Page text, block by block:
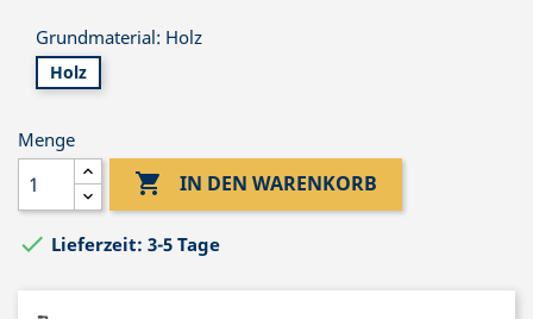
Grundmaterial: Holz
Holz
Menge
 IN DEN WARENKORB
 Lieferzeit: 3-5 Tage